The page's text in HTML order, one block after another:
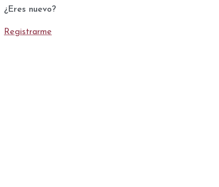
¿Eres nuevo?
Registrarme